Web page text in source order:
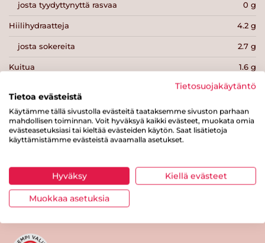
josta tyydyttynyttä rasvaa 0 g
Hiilihydraatteja 4.2 g
josta sokereita 2.7 g
Kuitua 1.6 g
6 g
Suolaa 0.1 g
Tulosta sivu Jaa tuote
Tietosuojakäytäntö
Tietoa evästeistä
Käytämme tällä sivustolla evästeitä taataksemme sivuston parhaan
mahdollisen toiminnan. Voit hyväksyä kaikki evästeet, muokata omia
evästeasetuksiasi tai kieltää evästeiden käytön. Saat lisätietoja
käyttämistämme evästeistä avaamalla asetukset.
Hyväksy Kiellä evästeet
Muokkaa asetuksia